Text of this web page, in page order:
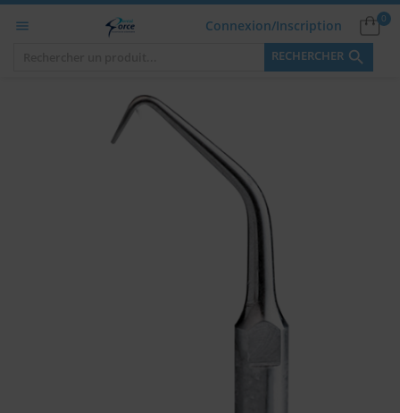
 0
Connexion/Inscription
RECHERCHER 